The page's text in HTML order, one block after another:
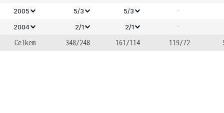
2005
5/3 5/3 -
2004 2/1 2/1
-
Celkem
348/248 161/114 119/72